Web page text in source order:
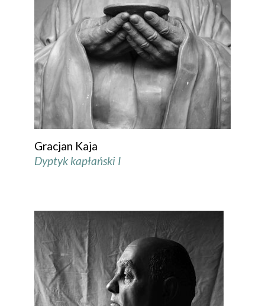
Gracjan Kaja
Dyptyk kapłański I